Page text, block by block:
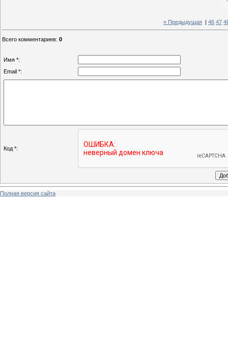
« Предыдущая 46 47
Всего комментариев: 0
Имя *:
Email *:
Код *:
Полная версия сайта